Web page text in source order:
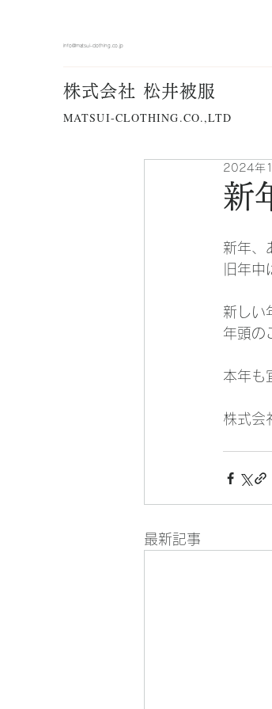
info@matsui-clothing.co.jp
株式会社 松井被服
MATSUI-CLOTHING.CO.,LTD
新
2024年
新年、
旧年
新しい
年頭の
本年も
株式会
最新記事